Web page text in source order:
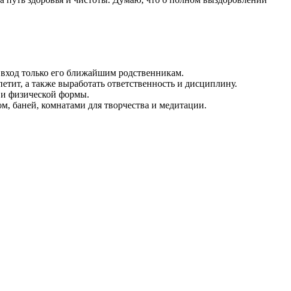
только его ближайшим родственникам.
а также выработать ответственность и дисциплину.
и физической формы.
баней, комнатами для творчества и медитации.